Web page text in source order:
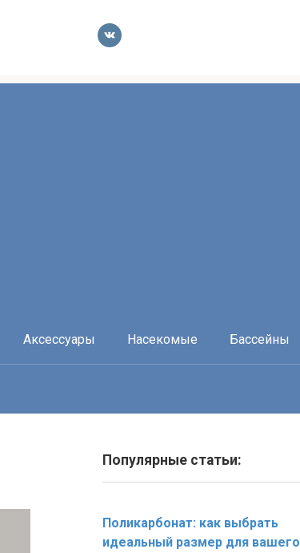
Аксессуары Насекомые Бассейны
Популярные статьи:
Поликарбонат: как выбрать
идеальный размер для вашего